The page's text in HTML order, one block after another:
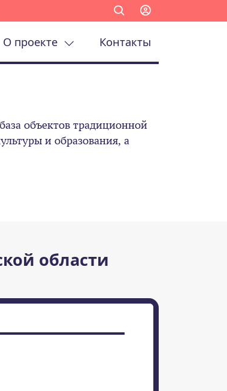
О проекте Контакты
объектов традиционной
и образования, а
области